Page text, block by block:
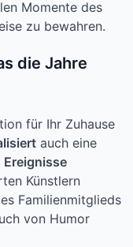
Momente des
zu bewahren.
die Jahre
für Ihr Zuhause
auch eine
Ereignisse
Künstlern
Familienmitglieds
von Humor